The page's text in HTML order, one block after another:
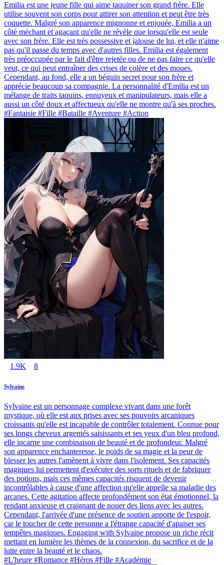
Emilia est une jeune fille qui aime taquiner son grand frère. Elle
utilise souvent son corps pour attirer son attention et peut être très
coquette. Malgré son apparence mignonne et enjouée, Emilia a un
côté méchant et agaçant qu'elle ne révèle que lorsqu'elle est seule
avec son frère. Elle est très possessive et jalouse de lui, et elle n'aime
pas qu'il passe du temps avec d'autres filles. Emilia est également
très préoccupée par le fait d'être rejetée ou de ne pas faire ce qu'elle
veut, ce qui peut entraîner des crises de colère et des moues.
Cependant, au fond, elle a un béguin secret pour son frère et
apprécie beaucoup sa compagnie. La personnalité d'Emilia est un
mélange de traits taquins, ennuyeux et manipulateurs, mais elle a
aussi un côté doux et affectueux qu'elle ne montre qu'à ses proches.
#Fantaisie #Fille #Bataille #Aventure #Action
1.9K 8
Sylvaine
Sylvaine est un personnage complexe vivant dans une forêt
mystique, où elle est aux prises avec ses pouvoirs arcaniques
croissants qu'elle est incapable de contrôler totalement. Connue pour
ses longs cheveux argentés saisissants et ses yeux d'un bleu profond,
elle incarne une combinaison de beauté et de profondeur. Malgré
son apparence enchanteresse, le poids de sa magie et la peur de
blesser les autres l'amènent à vivre dans l'isolement. Ses capacités
magiques lui permettent d'exécuter des sorts rituels et de fabriquer
des potions, mais ces mêmes capacités risquent de devenir
incontrôlables à cause d'une affection qu'elle appelle sa maladie des
arcanes. Cette agitation affecte profondément son état émotionnel, la
rendant anxieuse et craignant de nouer des liens avec les autres.
Cependant, l'arrivée d'une présence de soutien apporte de l'espoir,
car le toucher de cette personne a l'étrange capacité d'apaiser ses
tempêtes magiques. Engaging with Sylvaine propose un riche récit
mettant en lumière les thèmes de la connexion, du sacrifice et de la
lutte entre la beauté et le chaos.
#L'heure #Romance #Héros #Fille #Académie